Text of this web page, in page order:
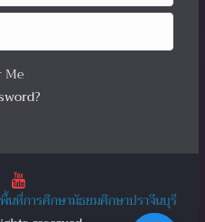
Me
นที่การศึกษามัธยมศึกษาปราจีนบุรี